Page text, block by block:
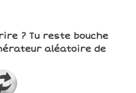
? Tu reste bouche
aléatoire de